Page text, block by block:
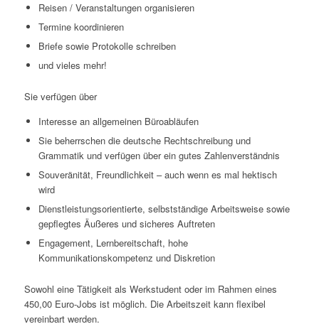
Reisen / Veranstaltungen organisieren
Termine koordinieren
Briefe sowie Protokolle schreiben
und vieles mehr!
Sie verfügen über
Interesse an allgemeinen Büroabläufen
Sie beherrschen die deutsche Rechtschreibung und
Grammatik und verfügen über ein gutes Zahlenverständnis
Souveränität, Freundlichkeit – auch wenn es mal hektisch
wird
Dienstleistungsorientierte, selbstständige Arbeitsweise sowie
gepflegtes Äußeres und sicheres Auftreten
Engagement, Lernbereitschaft, hohe
Kommunikationskompetenz und Diskretion
Sowohl eine Tätigkeit als Werkstudent oder im Rahmen eines
450,00 Euro-Jobs ist möglich. Die Arbeitszeit kann flexibel
vereinbart werden.